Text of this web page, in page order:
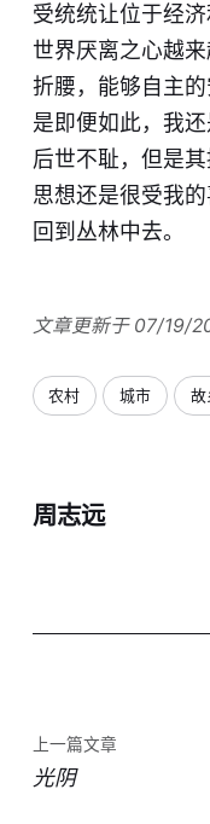
受统统让位于经
世界厌离之心越
折腰，能够自主
是即便如此，我
后世不耻，但是
思想还是很受我
回到丛林中去。
文章更新于 07/19/
农村 城市 故
周志远
上一篇文章
光阴